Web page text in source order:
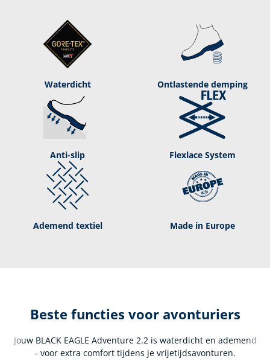
Waterdicht Ontlastende demping
Anti-slip Flexlace System
Ademend textiel Made in Europe
Beste functies voor avonturiers
Jouw BLACK EAGLE Adventure 2.2 is waterdicht en ademend
- voor extra comfort tijdens je vrijetijdsavonturen.